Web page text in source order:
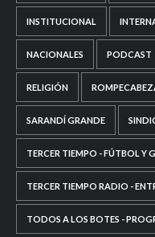
INSTITUCIONAL
NACIONALES PODCAST
RELIGIÓN
SARANDÍ GRANDE
TERCER TIEMPO - FÚTBOL Y
TERCER TIEMPO RADIO -
TODOS A LOS BOTES -